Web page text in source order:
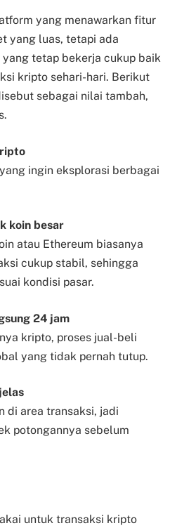
yang menawarkan fitur
yang luas, tetapi ada
tetap bekerja cukup baik
kripto sehari-hari. Berikut
sebagai nilai tambah,
ingin eksplorasi berbagai
koin besar
atau Ethereum biasanya
cukup stabil, sehingga
kondisi pasar.
24 jam
kripto, proses jual-beli
yang tidak pernah tutup.
di area transaksi, jadi
potongannya sebelum
untuk transaksi kripto